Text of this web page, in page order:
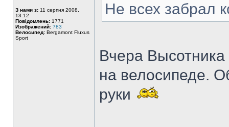
З нами з: 11 серпня 2008,
13:12
Повідомлень: 1771
Изображений: 783
Велосипед: Bergamont Fluxus
Sport
Не всех забрал
Вчера Высотника
на велосипеде.
руки